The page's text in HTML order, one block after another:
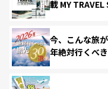
載 MY TRAVEL
今、こんな旅
年絶対行くべ